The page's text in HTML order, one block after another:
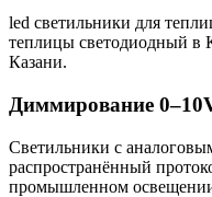
led светильники для
теплицы светодиодный в
Казани.
Диммирование
Светильники с
распространённый
промышленном